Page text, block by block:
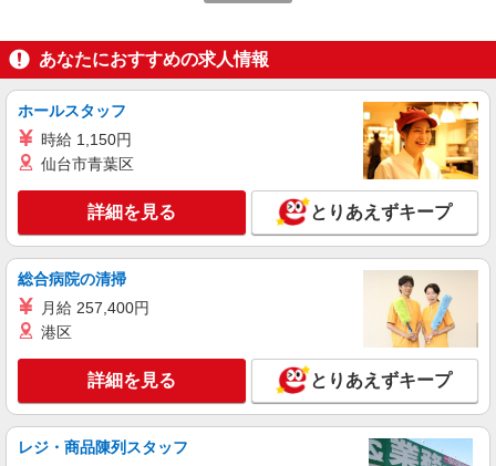
キープ 詳細を見る
正社員
日産プリンス埼玉販売株式会社 川口戸塚店
月給198,200円〜370,900円 ※これまでのご
します。埼玉県川口市戸塚3－19－19
キープ 詳細を見る
正社員
日産プリンス埼玉販売株式会社 川口栄町店
ディーラーでの自動車営業
月給198,200円〜370,900円 ※これまでのご
経験やスキルを考慮し、当社規定により決定いた
します。
あなたにおすすめの求人情報
ホールスタッフ
時給 1,150円
仙台市青葉区
詳細を見る とりあえずキープ
総合病院の清掃
月給 257,400円
港区
詳細を見る とりあえずキープ
レジ・商品陳列スタッフ